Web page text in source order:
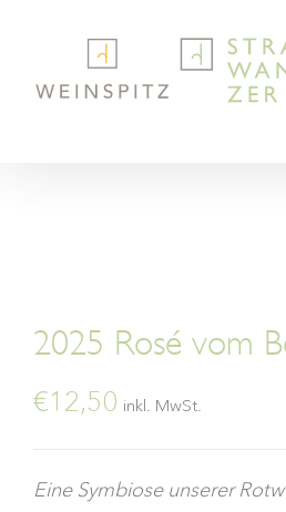
content
2025 Rosé vom
€12,50 inkl. MwSt.
Eine Symbiose unserer